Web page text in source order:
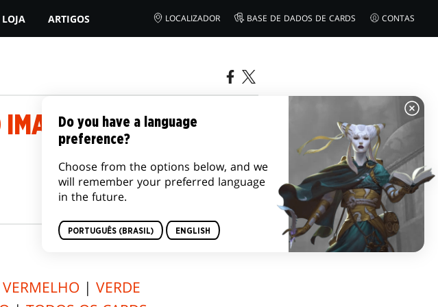
LOJA ARTIGOS LOCALIZADOR BASE DE DADOS DE CARDS CONTAS
GALLERY
VERMELHO | VERDE
Do you have a language
preference?
Choose from the options below, and we
will remember your preferred language
in the future.
PORTUGUÊS (BRASIL) ENGLISH